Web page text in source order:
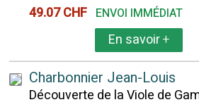
49.07 CHF ENVOI IMMÉDIAT
En savoir+
Charbonnier Jean-Louis
Découverte de la Viole de